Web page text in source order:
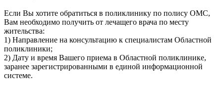
Если Вы хотите обратиться в поликлинику по полису ОМС,
Вам необходимо получить от лечащего врача по месту
жительства:
1) Направление на консультацию к специалистам Областной
поликлиники;
2) Дату и время Вашего приема в Областной поликлинике,
заранее зарегистрированными в единой информационной
системе.